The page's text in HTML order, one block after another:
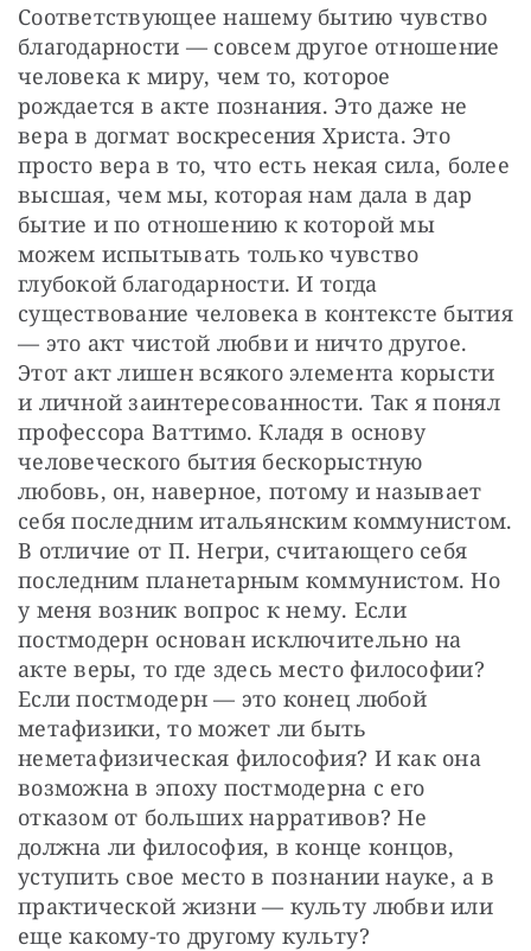
Соответствующее нашему бытию чувство
благодарности — совсем другое отношение
человека к миру, чем то, которое
рождается в акте познания. Это даже не
вера в догмат воскресения Христа. Это
просто вера в то, что есть некая сила, более
высшая, чем мы, которая нам дала в дар
бытие и по отношению к которой мы
можем испытывать только чувство
глубокой благодарности. И тогда
существование человека в контексте бытия
— это акт чистой любви и ничто другое.
Этот акт лишен всякого элемента корысти
и личной заинтересованности. Так я понял
профессора Ваттимо. Кладя в основу
человеческого бытия бескорыстную
любовь, он, наверное, потому и называет
себя последним итальянским коммунистом.
В отличие от П. Негри, считающего себя
последним планетарным коммунистом. Но
у меня возник вопрос к нему. Если
постмодерн основан исключительно на
акте веры, то где здесь место философии?
Если постмодерн — это конец любой
метафизики, то может ли быть
неметафизическая философия? И как она
возможна в эпоху постмодерна с его
отказом от больших нарративов? Не
должна ли философия, в конце концов,
уступить свое место в познании науке, а в
практической жизни — культу любви или
еще какому-то другому культу?